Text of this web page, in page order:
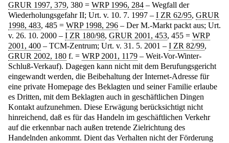
GRUR 1997, 379, 380 = WRP 1996, 284 – Wegfall der
Wiederholungsgefahr II; Urt. v. 10. 7. 1997 – I ZR 62/95, GRUR
1998, 483, 485 = WRP 1998, 296 – Der M.-Markt packt aus; Urt.
v. 26. 10. 2000 – I ZR 180/98, GRUR 2001, 453, 455 = WRP
2001, 400 – TCM-Zentrum; Urt. v. 31. 5. 2001 – I ZR 82/99,
GRUR 2002, 180 f. = WRP 2001, 1179 – Weit-Vor-Winter-
Schluß-Verkauf). Dagegen kann nicht mit dem Berufungsgericht
eingewandt werden, die Beibehaltung der Internet-Adresse für
eine private Homepage des Beklagten und seiner Familie erlaube
es Dritten, mit dem Beklagten auch in geschäftlichen Dingen
Kontakt aufzunehmen. Diese Erwägung berücksichtigt nicht
hinreichend, daß es für das Handeln im geschäftlichen Verkehr
auf die erkennbar nach außen tretende Zielrichtung des
Handelnden ankommt. Dient das Verhalten nicht der Förderung